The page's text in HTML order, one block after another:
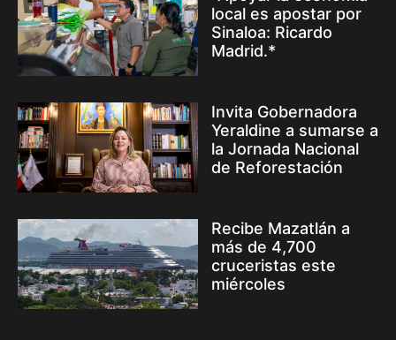
local es apostar por
Sinaloa: Ricardo
Madrid.*
Invita Gobernadora
Yeraldine a sumarse a
la Jornada Nacional
de Reforestación
Recibe Mazatlán a
más de 4,700
cruceristas este
miércoles